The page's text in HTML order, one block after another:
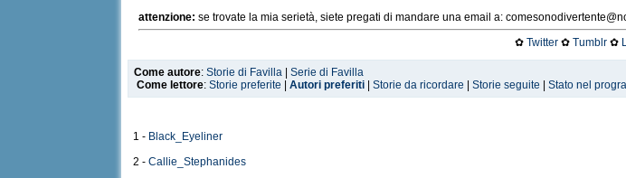
attenzione: se trovate la mia serietà, siete pregati di mandare una email a:
✿Twitter ✿Tumblr ✿
Come autore:Storie di Favilla |Serie di Favilla
Come lettore:Storie preferite |Autori preferiti |Storie da ricordare |Storie seguite |Stato nel
1 - Black_Eyeliner
2 -Callie_Stephanides